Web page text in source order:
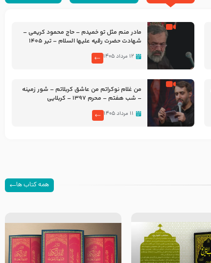
مادر منم مثل تو خمیدم – حاج محمود کریمی –
شهادت حضرت رقیه علیها السلام – تیر ۱۴۰۵
۱۲ مرداد ۱۴۰۵
من غلام نوکراتم من عاشق کربلاتم – شور زمینه
– شب هفتم – محرم 1397 – کربلایی
۱۱ مرداد ۱۴۰۵
همه کتاب ها